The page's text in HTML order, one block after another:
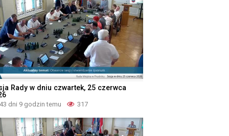
Rady w dniu czwartek, 25 czerwca
43 dni 9 godzin temu 317